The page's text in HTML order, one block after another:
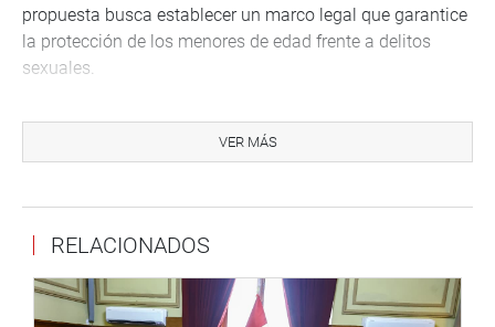
propuesta busca establecer un marco legal que garantice
la protección de los menores de edad frente a delitos
sexuales.
Penal no solo se centra en la tipificación del acoso
sexual, sino también en la creación de procedimientos
El congresista Mita Alanoca enfatizó la importancia de
actuar con celeridad en estos casos, dado que la
violencia sexual contra menores es un problema grave
VER MÁS
RELACIONADOS